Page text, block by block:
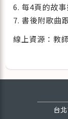
6. 每4頁的故
7. 書後附歌曲
線上資源：教
台